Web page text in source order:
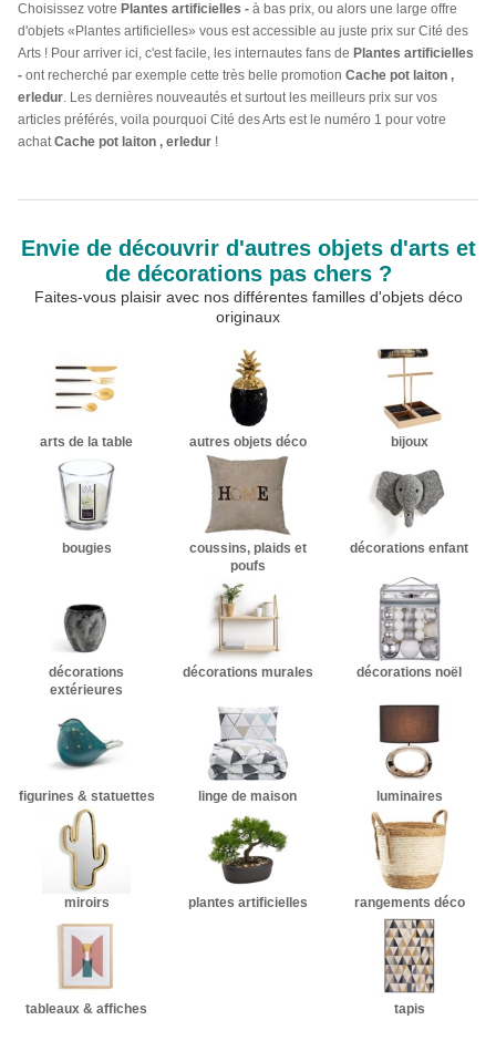
Choisissez votre Plantes artificielles - à bas prix, ou alors une large offre
d'objets «Plantes artificielles» vous est accessible au juste prix sur Cité des
Arts ! Pour arriver ici, c'est facile, les internautes fans de Plantes artificielles
- ont recherché par exemple cette très belle promotion Cache pot laiton ,
erledur. Les dernières nouveautés et surtout les meilleurs prix sur vos
articles préférés, voila pourquoi Cité des Arts est le numéro 1 pour votre
achatCache pot laiton , erledur !
Envie de découvrir d'autres objets d'arts et
de décorations pas chers ?
Faites-vous plaisir avec nos différentes familles d'objets déco
originaux
arts de la table autres objets déco bijoux
bougies
coussins, plaids et
poufs
décorations enfant
décorations
extérieures
décorations murales décorations noël
figurines & statuettes linge de maison luminaires
miroirs plantes artificielles rangements déco
tableaux & affiches tapis